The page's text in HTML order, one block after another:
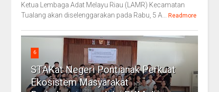
Ketua Lembaga Adat Melayu Riau (LAMR) Kecamatan
Tualang akan diselenggarakan pada Rabu, 5 A...
Readmore
6
STAKat Negeri Pontianak Perkuat
Ekosistem Masyarakat